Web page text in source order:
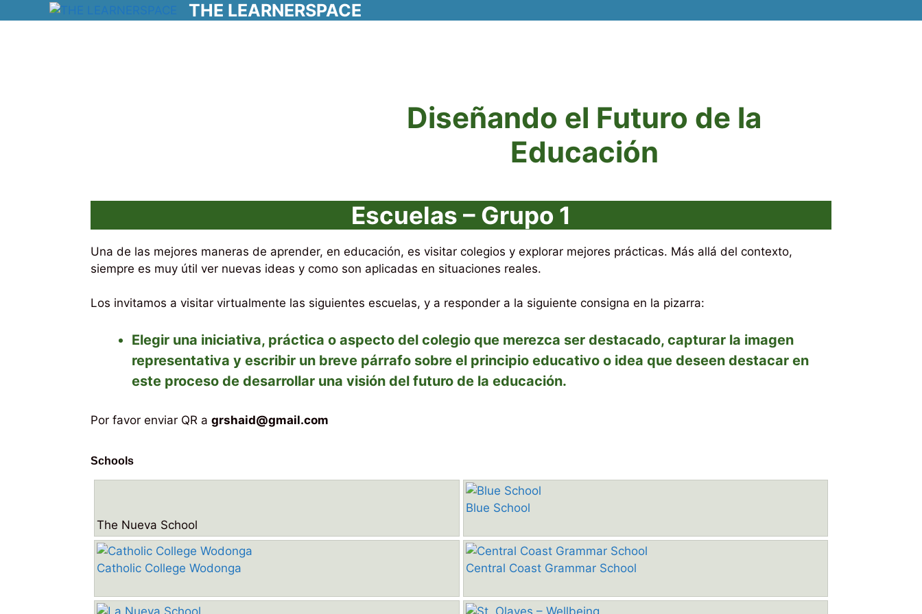
to
THE LEARNERSPACE
Diseñando el Futuro de la
Educación
Escuelas – Grupo 1
Una de las mejores maneras de aprender, en educación, es visitar colegios y explorar mejores prácticas. Más allá del contexto,
siempre es muy útil ver nuevas ideas y como son aplicadas en situaciones reales.
Los invitamos a visitar virtualmente las siguientes escuelas, y a responder a la siguiente consigna en la pizarra:
Elegir una iniciativa, práctica o aspecto del colegio que merezca ser destacado, capturar la imagen
representativa y escribir un breve párrafo sobre el principio educativo o idea que deseen destacar en
este proceso de desarrollar una visión del futuro de la educación.
Por favor enviar QR a grshaid@gmail.com
Schools
The Nueva School
Blue School
Catholic College Wodonga Central Coast Grammar School